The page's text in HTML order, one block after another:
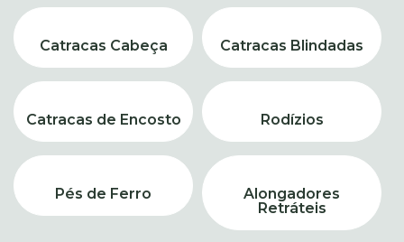
Catracas Cabeça Catracas Blindadas
Catracas de Encosto Rodízios
Pés de Ferro
Alongadores
Retráteis